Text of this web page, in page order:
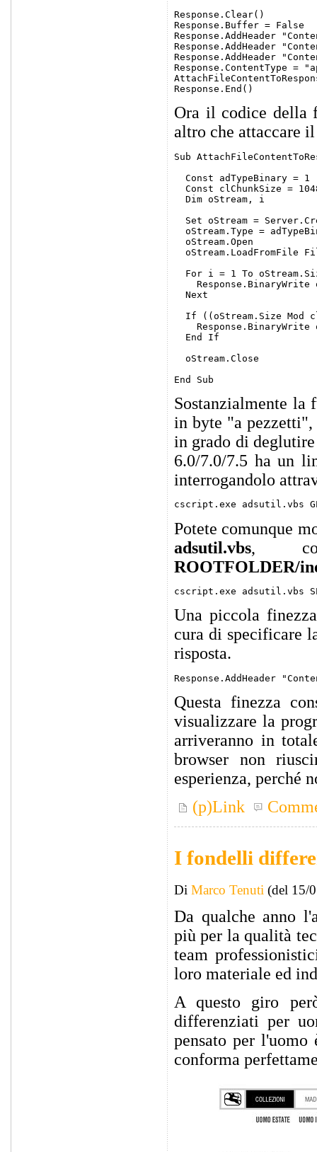
Response.Clear()
Response.Buffer = False
Response.AddHeader
Response.AddHeader
Response.AddHeader
Response.ContentType =
Ora il codice della
altro che attaccare
Sub
  Const adTypeBinary = 1
Const clChunkSize =
  Dim oStream, i
Set oStream =
oStream.Type =
  oStream.Open
oStream.LoadFromFile
For i = 1 To
Response.BinaryWrite
  Next
If ((oStream.Size Mod
Response.BinaryWrite
  End If
  oStream.Close
Sostanzialmente la
in byte "a
in grado di
6.0/7.0/7.5 ha un
interrogandolo
Potete comunque
adsutil.vbs,
ROOTFOLDER/
Una piccola
cura di specificare
risposta.
Questa finezza
visualizzare la
arriveranno in
browser non
esperienza, perché
(p)Link
I fondelli
Di Marco Tenuti (del 15/
Da qualche anno
più per la qualità
team
loro materiale ed
A questo giro
differenziati per
pensato per
conforma